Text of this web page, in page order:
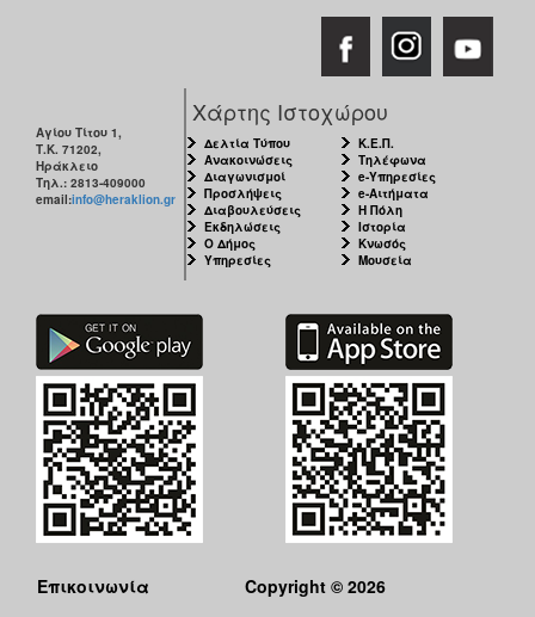
Αγίου Τίτου 1,
Τ.Κ. 71202,
Ηράκλειο
Τηλ.: 2813-409000
email:info@heraklion.gr
Χάρτης Ιστοχώρου
Δελτία Τύπου
Ανακοινώσεις
Διαγωνισμοί
Προσλήψεις
Διαβουλεύσεις
Εκδηλώσεις
Ο Δήμος
Υπηρεσίες
Κ.Ε.Π.
Τηλέφωνα
e-Υπηρεσίες
e-Αιτήματα
Η Πόλη
Ιστορία
Κνωσός
Μουσεία
Επικοινωνία Copyright © 2026